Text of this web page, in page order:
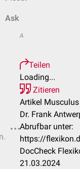
Ask
A
Teilen
Loading...
Zitieren
Artikel
Dr. Frank
Abrufbar unter:
https://
DocCheck
21.03.2024